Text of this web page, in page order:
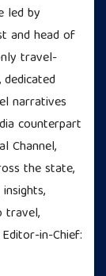
led by
and head of
travel-
narratives
counterpart
Channel,
the state,
travel,
in-Chief: